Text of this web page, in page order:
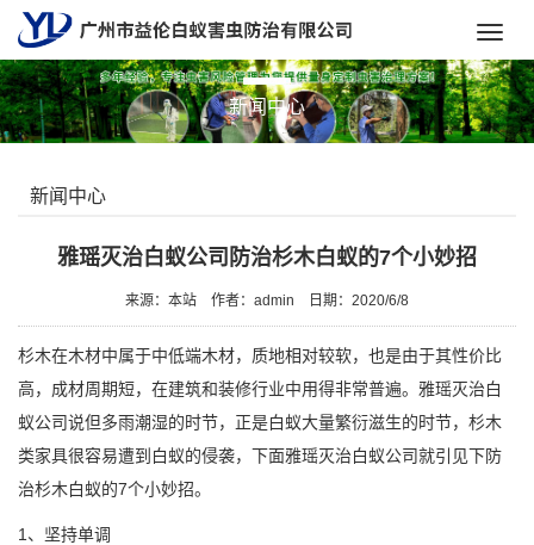
新闻中心
新闻中心
雅瑶灭治白蚁公司防治杉木白蚁的7个小妙招
来源：本站 作者：admin 日期：2020/6/8
杉木在木材中属于中低端木材，质地相对较软，也是由于其性价比
高，成材周期短，在建筑和装修行业中用得非常普遍。雅瑶灭治白
蚁公司说但多雨潮湿的时节，正是白蚁大量繁衍滋生的时节，杉木
类家具很容易遭到 白蚁的侵袭，下面雅瑶灭治白蚁公司就引见下防
治杉木白蚁的7个小妙招。
1、坚持单调